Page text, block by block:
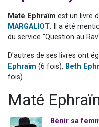
2
Il
3
Maté Ephraïm est un livre
MARGALIOT. Il a été
du service "Question au
D'autres de ses livres ont
Ephraïm (6 fois), Beth
fois).
Maté
Bénir sa